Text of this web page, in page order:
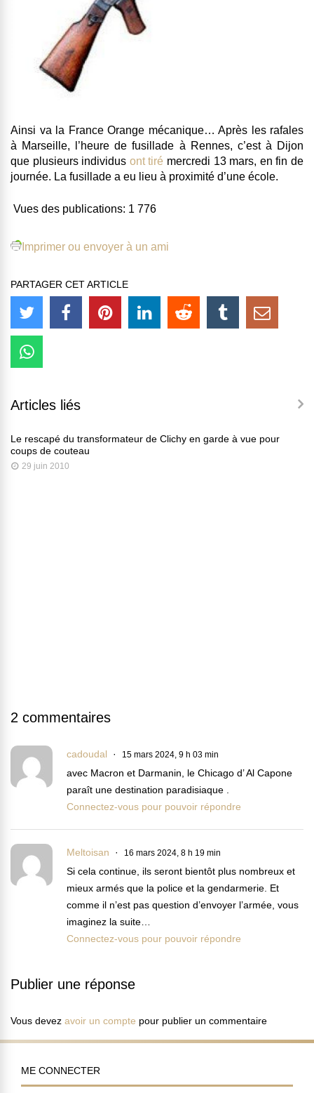
Ainsi va la France Orange mécanique… Après les rafales
à Marseille, l’heure de fusillade à Rennes, c’est à Dijon
que plusieurs individus ont tiré mercredi 13 mars, en fin de
journée. La fusillade a eu lieu à proximité d’une école.
Vues des publications: 1 776
Imprimer ou envoyer à un ami
PARTAGER CET ARTICLE
Articles liés
Le rescapé du transformateur de Clichy en garde à vue pour
coups de couteau
29 juin 2010
2 commentaires
cadoudal 15 mars 2024, 9 h 03 min
avec Macron et Darmanin, le Chicago d’ Al Capone
paraît une destination paradisiaque .
Connectez-vous pour pouvoir répondre
Meltoisan 16 mars 2024, 8 h 19 min
Si cela continue, ils seront bientôt plus nombreux et
mieux armés que la police et la gendarmerie. Et
comme il n’est pas question d’envoyer l’armée, vous
imaginez la suite…
Connectez-vous pour pouvoir répondre
Publier une réponse
Vous devez avoir un compte pour publier un commentaire
ME CONNECTER